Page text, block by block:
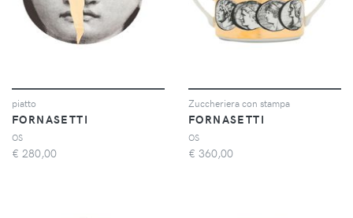
piatto
FORNASETTI
OS
€ 280,00
Zuccheriera con stampa
FORNASETTI
OS
€ 360,00